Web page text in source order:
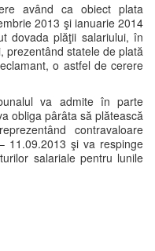
având ca obiect plata
2013 şi ianuarie 2014
dovada plăţii salariului, în
prezentând statele de plată
o astfel de cerere
va admite în parte
obliga pârâta să plătească
contravaloare
11.09.2013 şi va respinge
salariale pentru lunile